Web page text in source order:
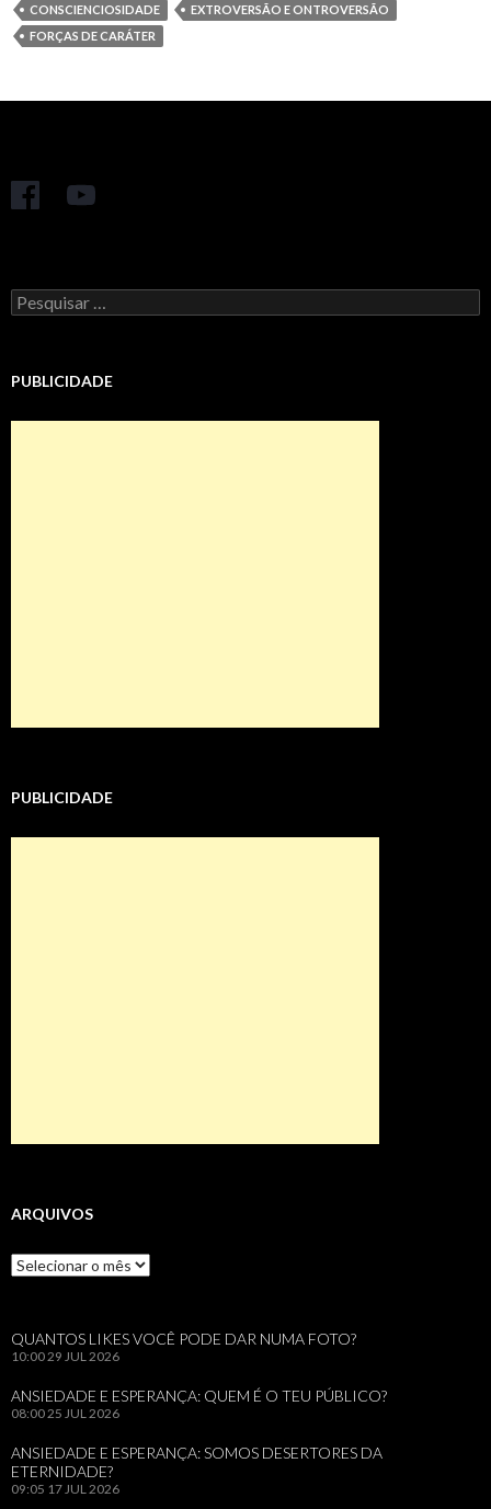
CONSCIENCIOSIDADE
EXTROVERSÃO E ONTROVERSÃO
FORÇAS DE CARÁTER
Pesquisar
por:
PUBLICIDADE
PUBLICIDADE
ARQUIVOS
Arquivos
QUANTOS LIKES VOCÊ PODE DAR NUMA FOTO?
10:0029 JUL 2026
ANSIEDADE E ESPERANÇA: QUEM É O TEU PÚBLICO?
08:0025 JUL 2026
ANSIEDADE E ESPERANÇA: SOMOS DESERTORES DA
ETERNIDADE?
09:05 17 JUL 2026